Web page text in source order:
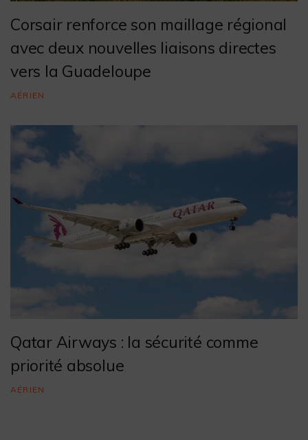
Corsair renforce son maillage régional
avec deux nouvelles liaisons directes
vers la Guadeloupe
AÉRIEN
Qatar Airways : la sécurité comme
priorité absolue
AÉRIEN